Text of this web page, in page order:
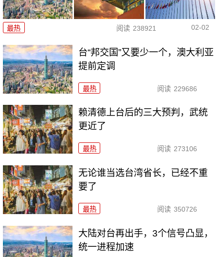
最热 阅读 238921 02-02
台“邦交国”又要少一个，澳大利亚
提前定调
最热 阅读 229686
赖清德上台后的三大预判，武统
更近了
最热 阅读 273106
无论谁当选台湾省长，已经不重
要了
最热 阅读 350726
大陆对台再出手，3个信号凸显，
统一进程加速